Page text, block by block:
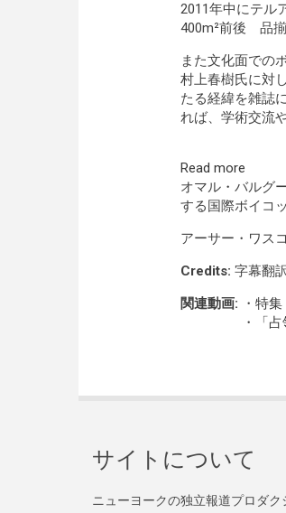
2011年中にテ
400m²前後 品
また文化面での
村上春樹氏に対
たる経緯を雑誌
れば、学術交流
Read more
オマル・バルグ
する国際ボイコ
アーサー・ワス
Credits: 字幕翻
関連動画:
・ 特
・
「
サイトについて
ニューヨークの独立報道プロダ